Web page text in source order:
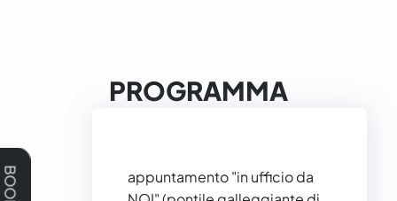
PROGRAMMA
appuntamento "in ufficio da